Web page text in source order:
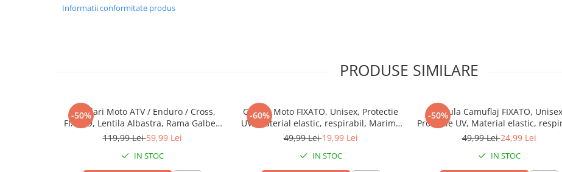
Informatii conformitate produs
PRODUSE SIMILARE
-50%
Ochelari Moto ATV / Enduro / Cross,
FIXATO, Lentila Albastra, Rama Galben
cu Negru
119,99 Lei59,99 Lei
IN STOC
-60%
Cagula Moto FIXATO, Unisex, Protectie
UV, Material elastic, respirabil, Marime
universala, Alba
49,99 Lei19,99 Lei
IN STOC
-50%
Cagula Camuflaj FIXATO,
Protectie UV, Material elastic,
Marime universala, Shadow Grey
49,99 Lei24,99 Lei
IN STOC